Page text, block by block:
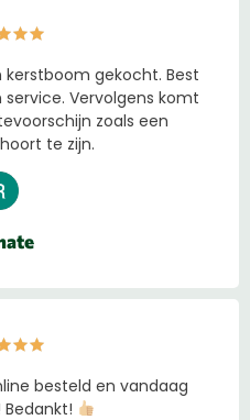
gekocht. Best
Vervolgens komt
zoals een
te zijn.
besteld en vandaag